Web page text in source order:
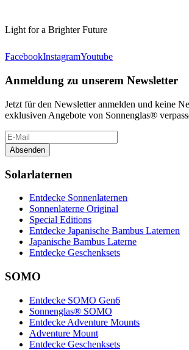
Light for a Brighter Future
FacebookInstagramYoutube
Anmeldung zu unserem Newsletter
Jetzt für den Newsletter anmelden und keine
exklusiven Angebote von Sonnenglas®
Absenden
Solarlaternen
Entdecke Sonnenlaternen
Sonnenlaterne Original
Special Editions
Entdecke Japanische Bambus Laternen
Japanische Bambus Laterne
Entdecke Geschenksets
SOMO
Entdecke SOMO Gen6
Sonnenglas® SOMO
Entdecke Adventure Mounts
Adventure Mount
Entdecke Geschenksets